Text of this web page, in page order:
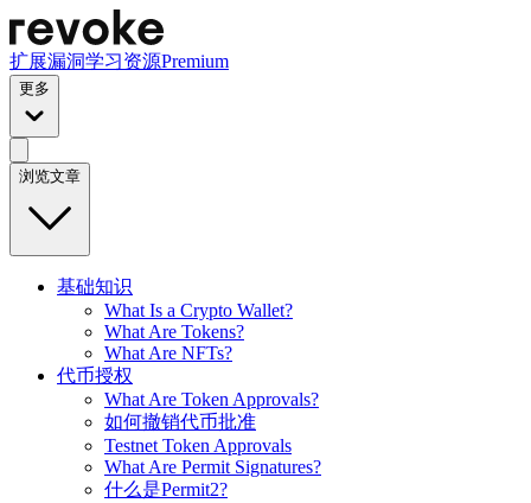
扩展漏洞学习资源Premium
更多
浏览文章
基础知识
What Is a Crypto Wallet?
What Are Tokens?
What Are NFTs?
代币授权
What Are Token Approvals?
如何撤销代币批准
Testnet Token Approvals
What Are Permit Signatures?
什么是Permit2?